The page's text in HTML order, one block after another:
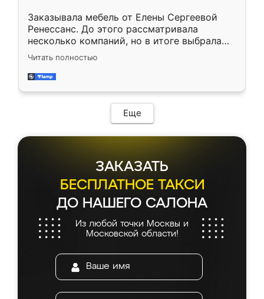
Заказывала мебель от Елены Сергеевой
Ренессанс. До этого рассматривала
несколько компаний, но в итоге выбрала
эту. Сначала обговорили условия, потом
приехал замерщик, всё спокойно объяснил
и снял размеры. Изготовили в срок, с
мебель сразу встала на свое место без
каких-либо доработок. Качеством осталась
довольна, все выглядит так, как и ожидала.
Читать полностью
Еще
ЗАКАЗАТЬ
БЕСПЛАТНОЕ ТАКСИ
ДО НАШЕГО САЛОНА
Из любой точки Москвы и
Московской области!